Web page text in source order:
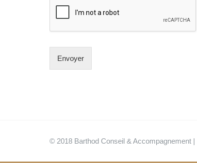
Envoyer
© 2018 Barthod Conseil & Accompagnement |